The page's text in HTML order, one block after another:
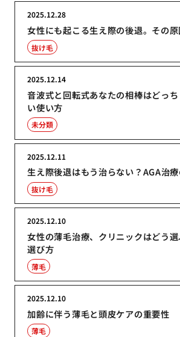
女性にも起こる生え際の後退。その
2025.12.28
抜け毛
音波式と回転式あなたの相棒はどっ
い使い方
2025.12.14
未分類
生え際後退はもう治らない？AGA治
2025.12.11
抜け毛
女性の薄毛治療、クリニックはどう
選び方
2025.12.10
薄毛
加齢に伴う薄毛と頭皮ケアの重要性
2025.12.10
薄毛